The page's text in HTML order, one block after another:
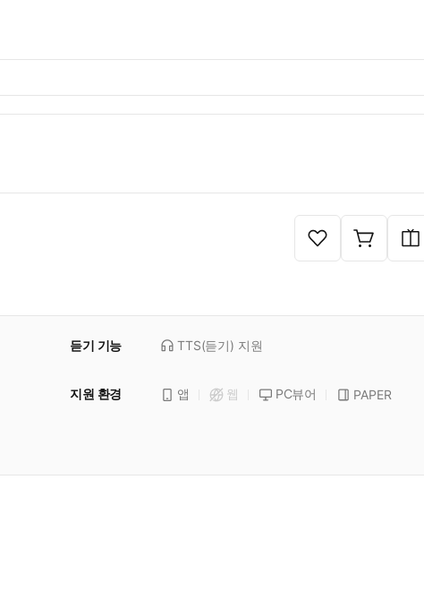
듣기 기능 TTS(듣기) 지원
지원 환경 앱 웹 PC뷰어
PAPER